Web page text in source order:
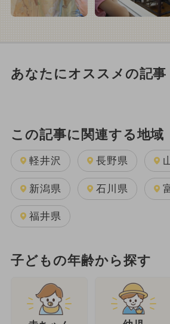
あなたにオススメの記事
この記事に関連する地域
軽井沢 長野県
新潟県 石川県
福井県
子どもの年齢から探す